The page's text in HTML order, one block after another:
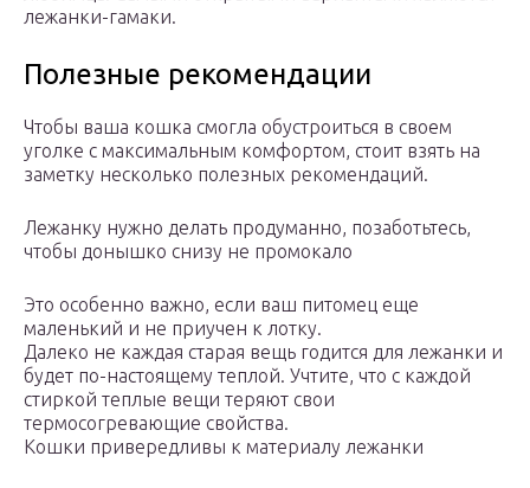
лежанки-гамаки.
Полезные рекомендации
Чтобы ваша кошка смогла обустроиться в своем
уголке с максимальным комфортом, стоит взять на
заметку несколько полезных рекомендаций.
Лежанку нужно делать продуманно, позаботьтесь,
чтобы донышко снизу не промокало
Это особенно важно, если ваш питомец еще
маленький и не приучен к лотку.
Далеко не каждая старая вещь годится для лежанки и
будет по-настоящему теплой. Учтите, что с каждой
стиркой теплые вещи теряют свои
термосогревающие свойства.
Кошки привередливы к материалу лежанки